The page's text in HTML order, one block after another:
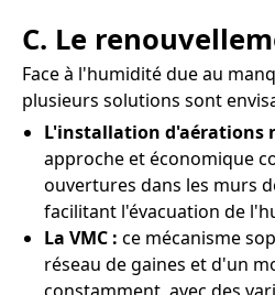
C. Le
Face à l'humidité due au
plusieurs solutions sont
L'installation d'aérations
approche et économique
ouvertures dans les murs
facilitant l'évacuation de
La VMC : ce mécanisme
réseau de gaines et d'un